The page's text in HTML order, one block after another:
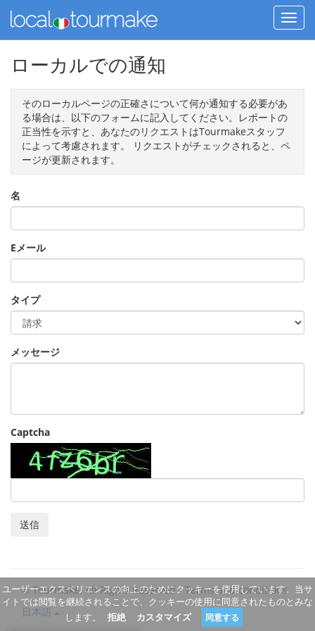
ローカルでの通知
そのローカルページの正確さについて何か通知する必要があ
る場合は、以下のフォームに記入してください。レポートの
正当性を示すと、あなたのリクエストはTourmakeスタッフ
によって考慮されます。 リクエストがチェックされると、ペ
ージが更新されます。
名
Eメール
タイプ
メッセージ
Captcha
送信
© Tourmake. All Rights Reserved -Terms and conditions
日本語
ユーザーエクスペリエンスの向上のためにクッキーを使用しています。当サ
イトでは閲覧を継続されることで、クッキーの使用に同意されたものとみな
します。 拒絶 カスタマイズ 同意する